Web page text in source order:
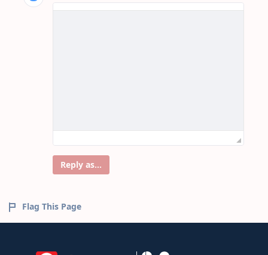
Reply as...
Flag This Page